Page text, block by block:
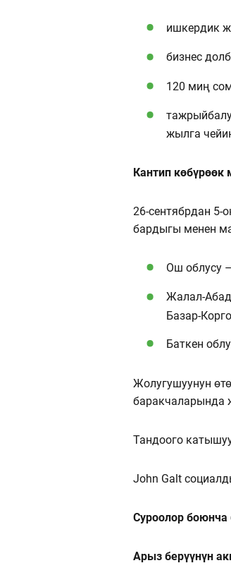
ишкердик
бизнес
120 миң
жылга
Кантип көбүрөөк
26-сентябрдан 5-
бардыгы менен
Ош облусу
Жалал-Абад
Базар-
Баткен
Жолугушуунун
баракчаларында
Тандоого
John Galt
Суроолор
Арыз берүүнүн